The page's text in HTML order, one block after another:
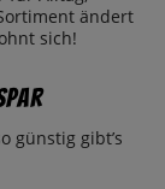
ändert
sich!
günstig gibt’s